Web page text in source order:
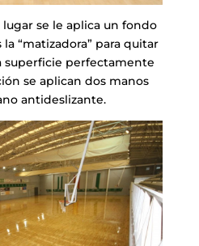
se le aplica un fondo
“matizadora” para quitar
superficie perfectamente
se aplican dos manos
antideslizante.